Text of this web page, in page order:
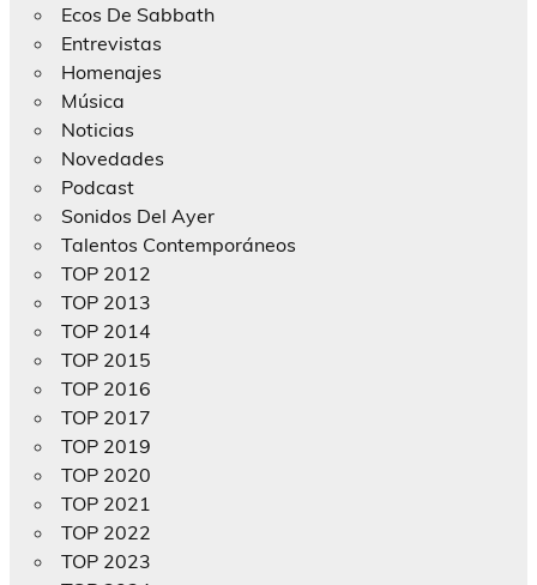
Ecos De Sabbath
Entrevistas
Homenajes
Música
Noticias
Novedades
Podcast
Sonidos Del Ayer
Talentos Contemporáneos
TOP 2012
TOP 2013
TOP 2014
TOP 2015
TOP 2016
TOP 2017
TOP 2019
TOP 2020
TOP 2021
TOP 2022
TOP 2023